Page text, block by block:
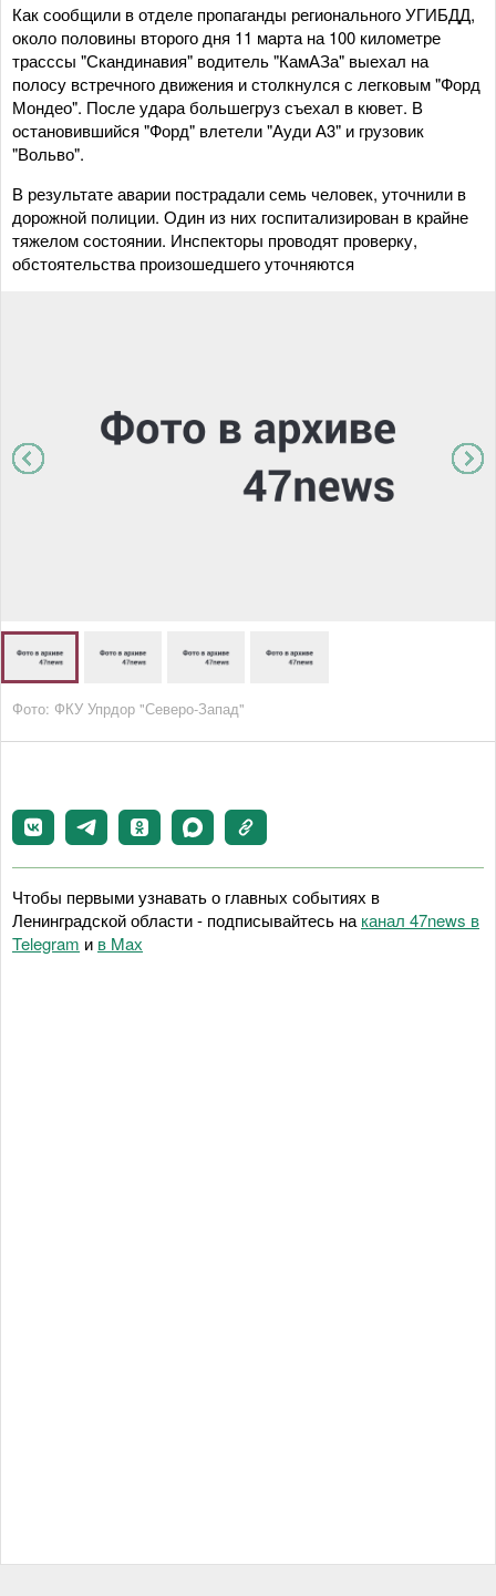
Как сообщили в отделе пропаганды регионального УГИБДД,
около половины второго дня 11 марта на 100 километре
трасссы "Скандинавия" водитель "КамАЗа" выехал на
полосу встречного движения и столкнулся с легковым "Форд
Мондео". После удара большегруз съехал в кювет. В
остановившийся "Форд" влетели "Ауди А3" и грузовик
"Вольво".
В результате аварии пострадали семь человек, уточнили в
дорожной полиции. Один из них госпитализирован в крайне
тяжелом состоянии. Инспекторы проводят проверку,
обстоятельства произошедшего уточняются
Фото: ФКУ Упрдор "Северо-Запад"
Чтобы первыми узнавать о главных событиях в
Ленинградской области - подписывайтесь на канал 47news в
Telegram и в Maх